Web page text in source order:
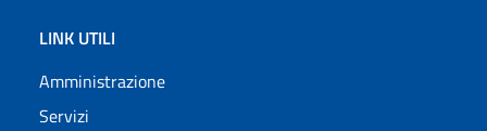
LINK UTILI
Amministrazione
Servizi